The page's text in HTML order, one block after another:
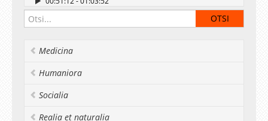
01:24:25 - 01:31:48
Medicina
Humaniora
Socialia
Realia et naturalia